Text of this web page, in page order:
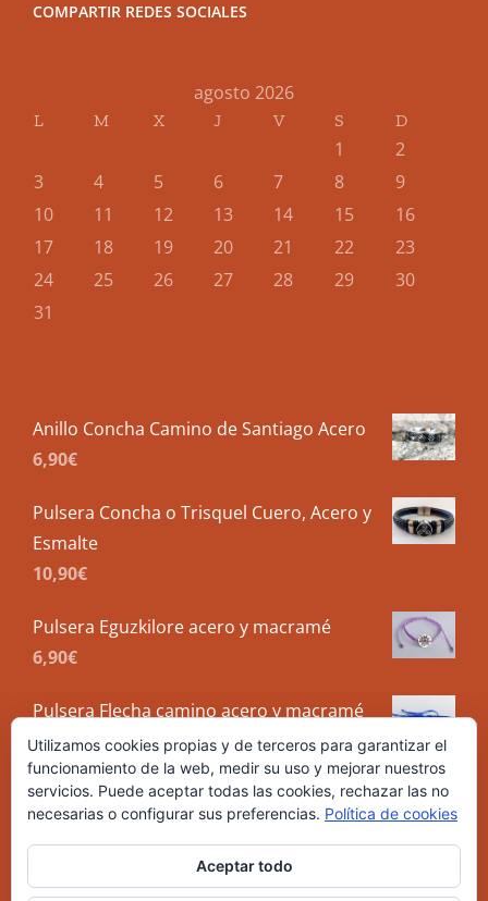
COMPARTIR REDES SOCIALES
agosto 2026
L M X J V S D
1
2
3
4 5 6 7 8
9
10
11 12 13 14 15
16
17
18 19 20 21 22
23
24
25 26 27 28 29
30
31
Anillo Concha Camino de Santiago Acero
6,90€
Pulsera Concha o Trisquel Cuero, Acero y
Esmalte
10,90€
Pulsera Eguzkilore acero y macramé
6,90€
Pulsera Flecha camino acero y macramé
5,90€
Utilizamos cookies propias y de terceros para garantizar el
funcionamiento de la web, medir su uso y mejorar nuestros
servicios. Puede aceptar todas las cookies, rechazar las no
necesarias o configurar sus preferencias. Política de cookies
Aceptar todo